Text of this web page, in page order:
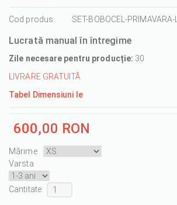
it
1/5
it
2/5
it
3/5
it
4/5
it
5/5
Cod produs: SET-BOBOCEL-
Lucrată manual în întregime
Zile necesare pentru producție: 30
LIVRARE GRATUITĂ
Tabel Dimensiuni Ie
600,00 RON
Mărime
Varsta
Cantitate :